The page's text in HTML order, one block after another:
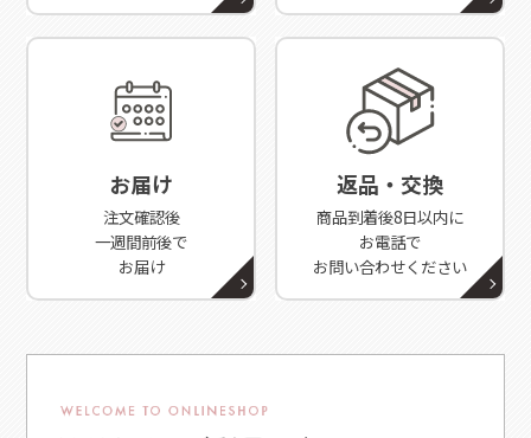
お届け
注文確認後
一週間前後で
お届け
返品・交換
商品到着後8日以内に
お電話で
お問い合わせください